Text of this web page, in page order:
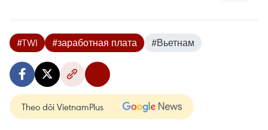
#TWI #заработная плата #Вьетнам
Theo dõi VietnamPlus